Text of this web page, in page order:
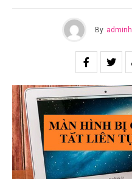
By adminh